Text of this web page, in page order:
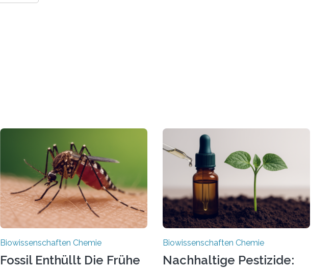
Biowissenschaften Chemie
Fossil Enthüllt Die Frühe
Biowissenschaften Chemie
Nachhaltige Pestizide: